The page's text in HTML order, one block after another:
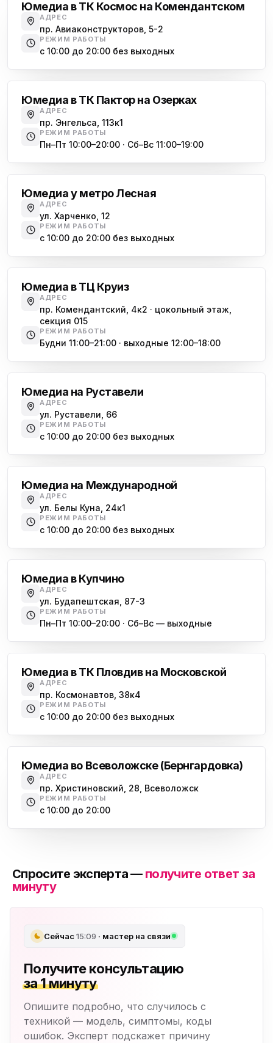
Юмедиа в ТК Космос на Комендантском
АДРЕС
пр. Авиаконструкторов, 5-2
РЕЖИМ РАБОТЫ
с 10:00 до 20:00 без выходных
Юмедиа в ТК Пактор на Озерках
АДРЕС
пр. Энгельса, 113к1
РЕЖИМ РАБОТЫ
Пн–Пт 10:00–20:00 · Сб–Вс 11:00–19:00
Юмедиа у метро Лесная
АДРЕС
ул. Харченко, 12
РЕЖИМ РАБОТЫ
с 10:00 до 20:00 без выходных
Юмедиа в ТЦ Круиз
АДРЕС
пр. Комендантский, 4к2 · цокольный этаж,
секция 015
РЕЖИМ РАБОТЫ
Будни 11:00–21:00 · выходные 12:00–18:00
Юмедиа на Руставели
АДРЕС
ул. Руставели, 66
РЕЖИМ РАБОТЫ
с 10:00 до 20:00 без выходных
Юмедиа на Международной
АДРЕС
ул. Белы Куна, 24к1
РЕЖИМ РАБОТЫ
с 10:00 до 20:00 без выходных
Юмедиа в Купчино
АДРЕС
ул. Будапештская, 87-3
РЕЖИМ РАБОТЫ
Пн–Пт 10:00–20:00 · Сб–Вс — выходные
Юмедиа в ТК Пловдив на Московской
АДРЕС
пр. Космонавтов, 38к4
РЕЖИМ РАБОТЫ
с 10:00 до 20:00 без выходных
Юмедиа во Всеволожске (Бернгардовка)
АДРЕС
пр. Христиновский, 28, Всеволожск
РЕЖИМ РАБОТЫ
с 10:00 до 20:00
Спросите эксперта — получите ответ за
минуту
Сейчас15:09 · мастер на связи
Получите консультацию
за 1 минуту
Опишите подробно, что случилось с
техникой — модель, симптомы, коды
ошибок. Эксперт подскажет причину